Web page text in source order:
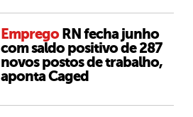
Emprego RN fecha junho
com saldo positivo de 287
novos postos de trabalho,
aponta Caged